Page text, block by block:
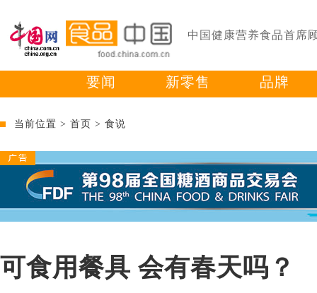
中国健康营养食品首席
要闻 新零售 品牌
当前位置 > 首页 > 食说
可食用餐具 会有春天吗？